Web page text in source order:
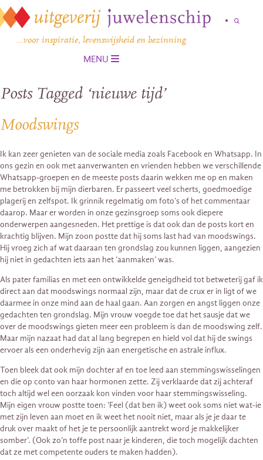
…voor inspiratie, levenswijsheid en bezinning
MENU
Posts Tagged ‘nieuwe tijd’
Moodswings
Ik kan zeer genieten van de sociale media zoals Facebook en Whatsapp. In
ons gezin en ook met aanverwanten en vrienden hebben we verschillende
Whatsapp-groepen en de meeste posts daarin wekken me op en maken
me betrokken bij mijn dierbaren. Er passeert veel scherts, goedmoedige
plagerij en zelfspot. Ik grinnik regelmatig om foto’s of het commentaar
daarop. Maar er worden in onze gezinsgroep soms ook diepere
onderwerpen aangesneden. Het prettige is dat ook dan de posts kort en
krachtig blijven. Mijn zoon postte dat hij soms last had van moodswings.
Hij vroeg zich af wat daaraan ten grondslag zou kunnen liggen, aangezien
hij niet in gedachten iets aan het ‘aanmaken’ was.
Als pater familias en met een ontwikkelde geneigdheid tot betweterij gaf ik
direct aan dat moodswings normaal zijn, maar dat de crux er in ligt of we
daarmee in onze mind aan de haal gaan. Aan zorgen en angst liggen onze
gedachten ten grondslag. Mijn vrouw voegde toe dat het sausje dat we
over de moodswings gieten meer een probleem is dan de moodswing zelf.
Maar mijn nazaat had dat al lang begrepen en hield vol dat hij de swings
ervoer als een onderhevig zijn aan energetische en astrale influx.
Toen bleek dat ook mijn dochter af en toe leed aan stemmingswisselingen
en die op conto van haar hormonen zette. Zij verklaarde dat zij achteraf
toch altijd wel een oorzaak kon vinden voor haar stemmingswisseling.
Mijn eigen vrouw postte toen: ‘Feel (dat ben ik) weet ook soms niet wat-ie
met zijn leven aan moet en ik weet het nooit niet, maar als je je daar te
druk over maakt of het je te persoonlijk aantrekt word je makkelijker
somber’. (Ook zo’n toffe post naar je kinderen, die toch mogelijk dachten
dat ze met competente ouders te maken hadden).